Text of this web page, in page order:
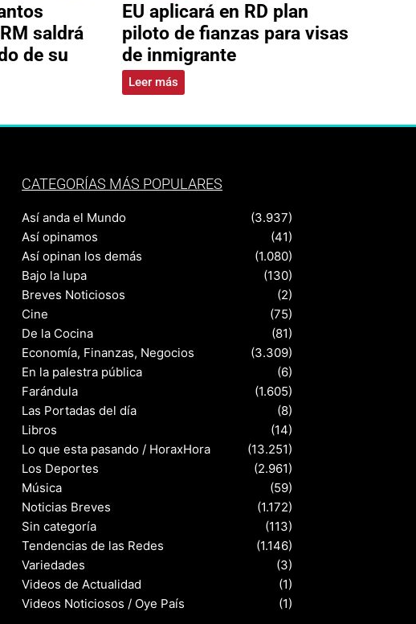
saldrá
de su
EU aplicará en RD plan
piloto de fianzas para visas
de inmigrante
Leer más
CATEGORÍAS MÁS POPULARES
Así anda el Mundo
(3.937)
Así opinamos
(41)
Así opinan los demás
(1.080)
Bajo la lupa
(130)
Breves Noticiosos
(2)
Cine
(75)
De la Cocina
(81)
Economía, Finanzas, Negocios
(3.309)
En la palestra pública
(6)
Farándula
(1.605)
Las Portadas del día
(8)
Libros
(14)
Lo que esta pasando / HoraxHora
(13.251)
Los Deportes
(2.961)
Música
(59)
Noticias Breves
(1.172)
Sin categoría
(113)
Tendencias de las Redes
(1.146)
Variedades
(3)
Videos de Actualidad
(1)
Videos Noticiosos / Oye País
(1)